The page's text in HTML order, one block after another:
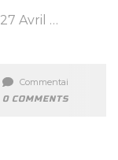
Avril …
Commentaire
0 COMMENTS